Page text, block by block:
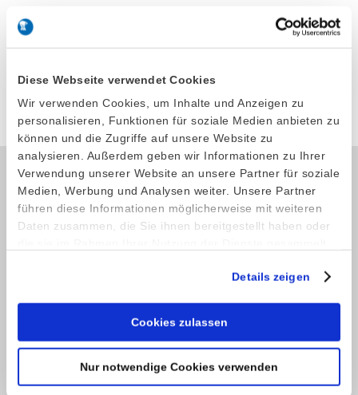
Diese Webseite verwendet Cookies
Wir verwenden Cookies, um Inhalte und Anzeigen zu
personalisieren, Funktionen für soziale Medien anbieten zu
können und die Zugriffe auf unsere Website zu
analysieren. Außerdem geben wir Informationen zu Ihrer
Verwendung unserer Website an unsere Partner für soziale
Medien, Werbung und Analysen weiter. Unsere Partner
führen diese Informationen möglicherweise mit weiteren
Daten zusammen, die Sie ihnen bereitgestellt haben oder
Details zeigen
Cookies zulassen
Nur notwendige Cookies verwenden
Artikel Nr.
6107003
Produkt anfragen
Kontakt
Telefon: +49 (0) 4521 2377
Fax: +49 (0) 4521 4709